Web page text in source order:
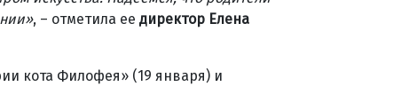
», – отметила ее директор Елена
кота Филофея» (19 января) и